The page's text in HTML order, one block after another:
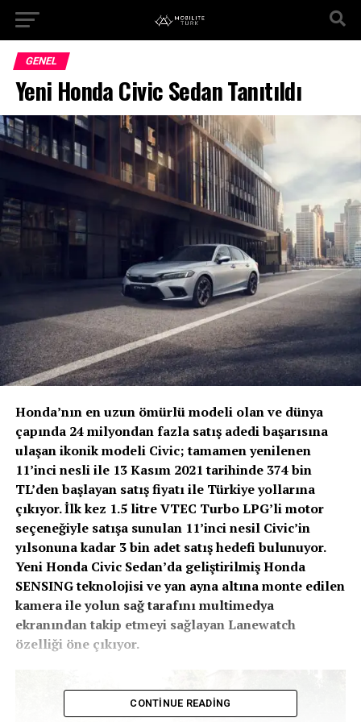
GENEL
Yeni Honda Civic Sedan Tanıtıldı
Honda’nın en uzun ömürlü modeli olan ve dünya
çapında 24 milyondan fazla satış adedi başarısına
ulaşan ikonik modeli Civic; tamamen yenilenen
11’inci nesli ile 13 Kasım 2021 tarihinde 374 bin
TL’den başlayan satış fiyatı ile Türkiye yollarına
çıkıyor. İlk kez 1.5 litre VTEC Turbo LPG’li motor
seçeneğiyle satışa sunulan 11’inci nesil Civic’in
yılsonuna kadar 3 bin adet satış hedefi bulunuyor.
Yeni Honda Civic Sedan’da geliştirilmiş Honda
SENSING teknolojisi ve yan ayna altına monte edilen
kamera ile yolun sağ tarafını multimedya
ekranından takip etmeyi sağlayan Lanewatch
özelliği öne çıkıyor.
CONTINUE READING